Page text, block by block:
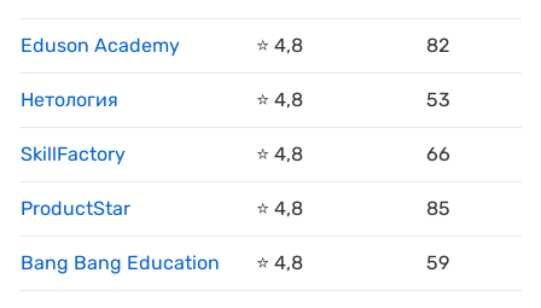
Eduson Academy ⭐️ 4,8 82
Нетология ⭐️ 4,8 53
SkillFactory ⭐️ 4,8 66
ProductStar ⭐️ 4,8 85
Bang Bang Education ⭐️ 4,8 59